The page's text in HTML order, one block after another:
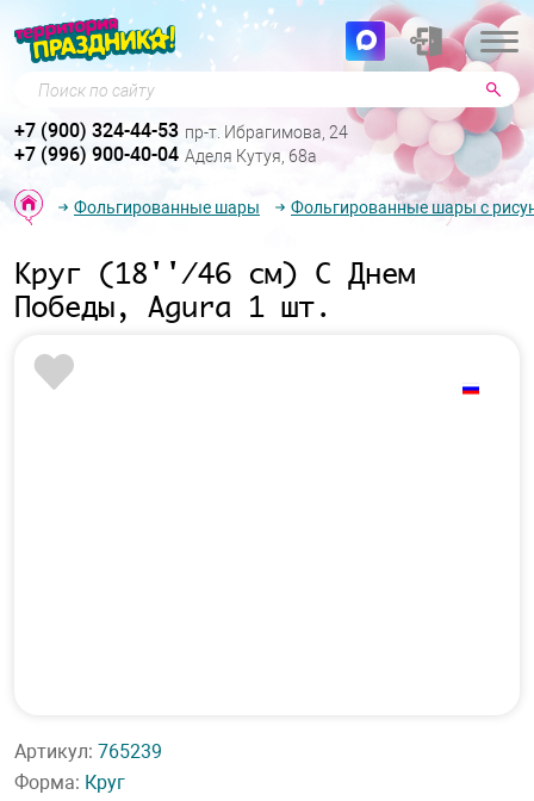
Поиск по сайту
+7 (900) 324-44-53 пр-т. Ибрагимова, 24
+7 (996) 900-40-04 Аделя Кутуя, 68а
Фольгированные шары Фольгированные шары с
Круг (18''/46 см) С Днем
Победы, Agura 1 шт.
Артикул: 765239
Форма: Круг